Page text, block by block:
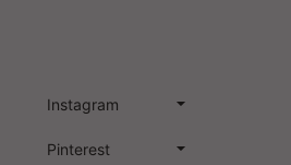
Instagram
Pinterest